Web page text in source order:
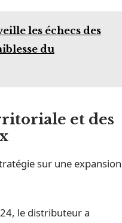
les échecs des
du
et des
sur une expansion
le distributeur a